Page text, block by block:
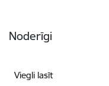
Noderīgi
Viegli lasīt